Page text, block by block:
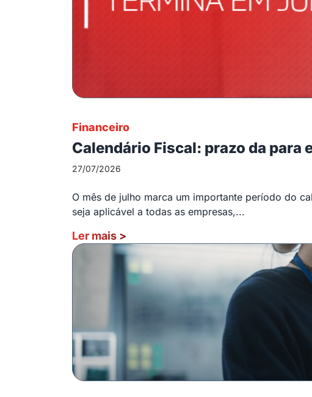
Financeiro
Calendário Fiscal: prazo da para
27/07/2026
O mês de julho marca um importante período do
seja aplicável a todas as empresas,...
Ler mais >